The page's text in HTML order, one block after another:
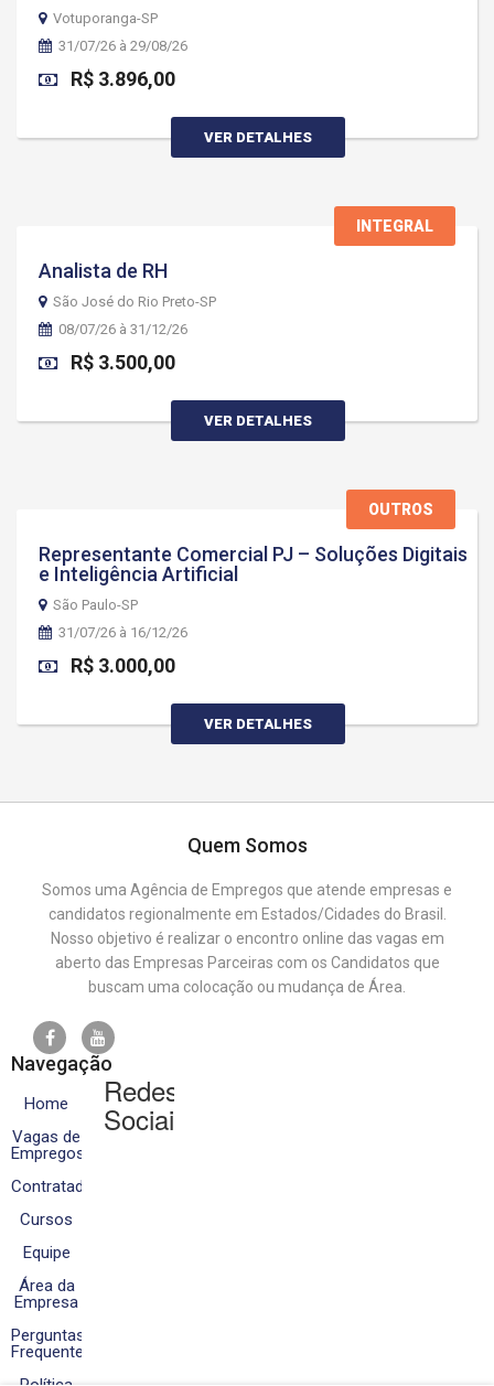
Votuporanga-SP
31/07/26 à 29/08/26
R$ 3.896,00
VER DETALHES
INTEGRAL
Analista de RH
São José do Rio Preto-SP
08/07/26 à 31/12/26
R$ 3.500,00
VER DETALHES
OUTROS
Representante Comercial PJ – Soluções Digitais
e Inteligência Artificial
São Paulo-SP
31/07/26 à 16/12/26
R$ 3.000,00
VER DETALHES
Quem Somos
Somos uma Agência de Empregos que atende empresas e
candidatos regionalmente em Estados/Cidades do Brasil.
Nosso objetivo é realizar o encontro online das vagas em
aberto das Empresas Parceiras com os Candidatos que
buscam uma colocação ou mudança de Área.
Navegação
Home
Vagas de
Empregos
Contratados
Cursos
Equipe
Área da
Empresa
Perguntas
Frequentes
Redes
Sociais